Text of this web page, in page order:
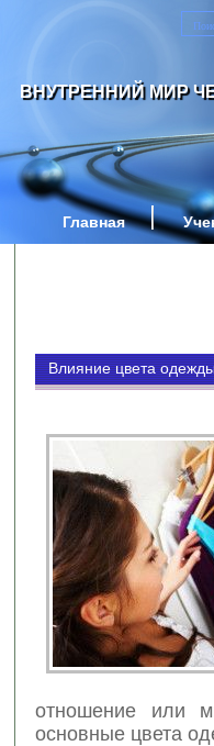
ВНУТРЕННИЙ МИР
Главная
Влияние цвета
отношение или
основные цвета